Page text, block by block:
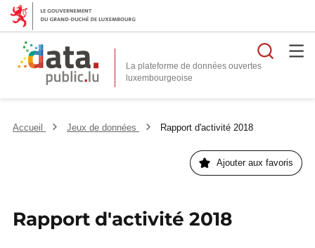
La plateforme de données ouvertes
Accueil Jeux de données Rapport d'activité 2018
Ajouter aux favoris
Rapport d'activité 2018